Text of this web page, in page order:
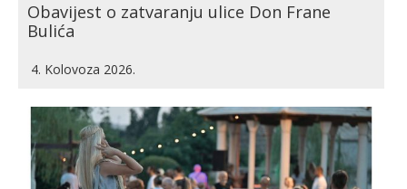
Obavijest o zatvaranju ulice Don Frane
Bulića
4. Kolovoza 2026.